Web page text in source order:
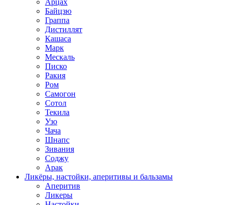
Арцах
Байцзю
Граппа
Дистиллят
Кашаса
Марк
Мескаль
Писко
Ракия
Ром
Самогон
Сотол
Текила
Узо
Чача
Шнапс
Зивания
Соджу
Арак
Ликёры, настойки, аперитивы и бальзамы
Аперитив
Ликеры